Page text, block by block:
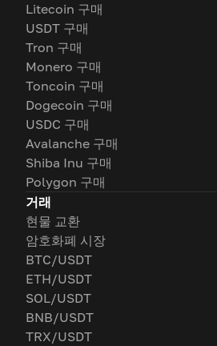
Litecoin 구매
USDT 구매
Tron 구매
Monero 구매
Toncoin 구매
Dogecoin 구매
USDC 구매
Avalanche 구매
Shiba Inu 구매
Polygon 구매
거래
현물 교환
암호화폐 시장
BTC/USDT
ETH/USDT
SOL/USDT
BNB/USDT
TRX/USDT